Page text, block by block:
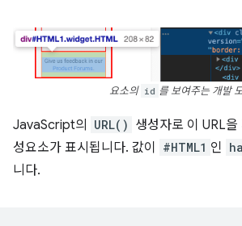
요소의 id 를 보여주는 개발
JavaScript의 URL() 생성자로 이 URL
성요소가 표시됩니다. 값이
#HTML1 인
니다.